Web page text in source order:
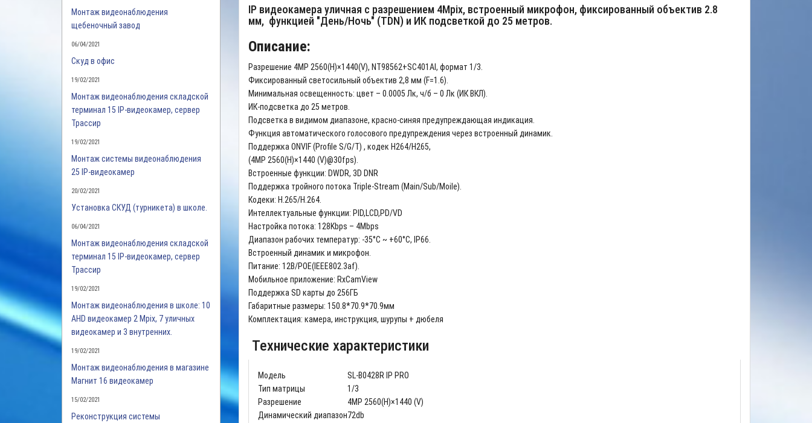
Монтаж видеонаблюдения
щебеночный завод
06/04/2021
Скуд в офис
19/02/2021
Монтаж видеонаблюдения складской
терминал 15 IP-видеокамер, сервер
Трассир
19/02/2021
Монтаж системы видеонаблюдения
25 IP-видеокамер
20/02/2021
Установка СКУД (турникета) в школе.
06/04/2021
Монтаж видеонаблюдения складской
терминал 15 IP-видеокамер, сервер
Трассир
19/02/2021
Монтаж видеонаблюдения в школе: 10
AHD видеокамер 2 Mpix, 7 уличных
видеокамер и 3 внутренних.
19/02/2021
Монтаж видеонаблюдения в магазине
Магнит 16 видеокамер
15/02/2021
Реконструкция системы
IP видеокамера уличная с разрешением 4Mpix, встроенный микрофон, фиксированный объектив 2.8
мм, функцией "День/Ночь" (TDN) и ИК подсветкой до 25 метров.
Описание:
Разрешение 4MP 2560(H)×1440(V), NT98562+SC401AI, формат 1/3.
Фиксированный светосильный объектив 2,8 мм (F=1.6).
Минимальная освещенность: цвет – 0.0005 Лк, ч/б – 0 Лк (ИК ВКЛ).
ИК-подсветка до 25 метров.
Подсветка в видимом диапазоне, красно-синяя предупреждающая индикация.
Функция автоматического голосового предупреждения через встроенный динамик.
Поддержка ONVIF (Profile S/G/T) , кодек H264/H265,
(4MP 2560(H)×1440 (V)@30fps).
Встроенные функции: DWDR, 3D DNR
Поддержка тройного потока Triple-Stream (Main/Sub/Moile).
Кодеки: H.265/H.264.
Интеллектуальные функции: PID,LCD,PD/VD
Настройка потока: 128Kbps – 4Mbps
Диапазон рабочих температур: -35°С ~ +60°С, IP66.
Встроенный динамик и микрофон.
Питание: 12В/POE(IEEE802.3af).
Мобильное приложение: RxCamView
Поддержка SD карты до 256ГБ
Габаритные размеры: 150.8*70.9*70.9мм
Комплектация: камера, инструкция, шурупы + дюбеля
Технические характеристики
Модель
SL-B0428R IP PRO
Тип матрицы
1/3
Разрешение
4MP 2560(H)×1440 (V)
Динамический диапазон72db